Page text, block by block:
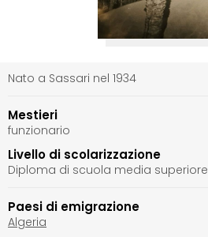
Nato a Sassari nel 1934
Mestieri
funzionario
Livello di scolarizzazione
Diploma di scuola media superiore
Paesi di emigrazione
Algeria